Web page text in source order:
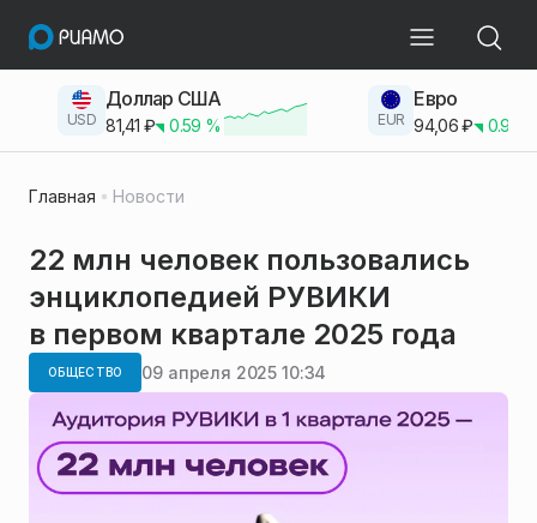
USD
Доллар США
81,41 ₽ 0.59 % EUR
Евро
94,06₽ 0.93
Главная Новости
22 млн человек пользовались
энциклопедией РУВИКИ
в первом квартале 2025 года
ОБЩЕСТВО 09 апреля 2025 10:34